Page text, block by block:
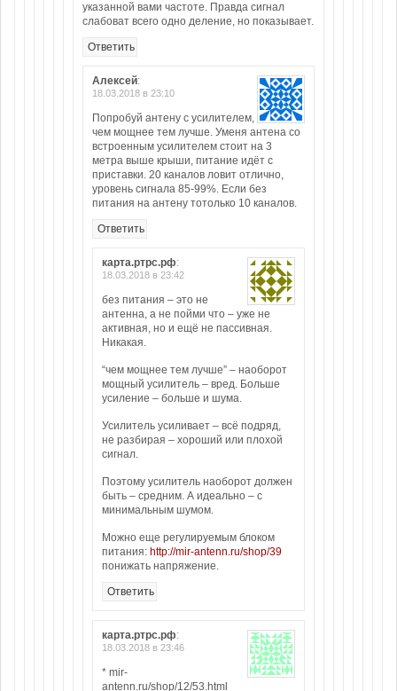
указанной вами частоте. Правда сигнал
слабоват всего одно деление, но показывает.
Ответить
Алексей:
18.03.2018 в 23:10
Попробуй антену с усилителем,
чем мощнее тем лучше. Уменя антена со
встроенным усилителем стоит на 3
метра выше крыши, питание идёт с
приставки. 20 каналов ловит отлично,
уровень сигнала 85-99%. Если без
питания на антену тотолько 10 каналов.
Ответить
карта.ртрс.рф:
18.03.2018 в 23:42
без питания – это не
антенна, а не пойми что – уже не
активная, но и ещё не пассивная.
Никакая.
“чем мощнее тем лучше” – наоборот
мощный усилитель – вред. Больше
усиление – больше и шума.
Усилитель усиливает – всё подряд,
не разбирая – хороший или плохой
сигнал.
Поэтому усилитель наоборот должен
быть – средним. А идеально – с
минимальным шумом.
Можно еще регулируемым блоком
питания: http://mir-antenn.ru/shop/39
понижать напряжение.
Ответить
карта.ртрс.рф:
18.03.2018 в 23:46
* mir-
antenn.ru/shop/12/53.html